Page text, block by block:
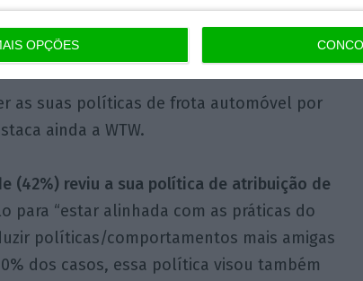
OPÇÕES
amigas do ambiente
as suas políticas de frota automóvel por
ainda a WTW.
(42%) reviu a sua política de atribuição de
para “estar alinhada com as práticas do
políticas/comportamentos mais amigas
dos casos, essa política visou também